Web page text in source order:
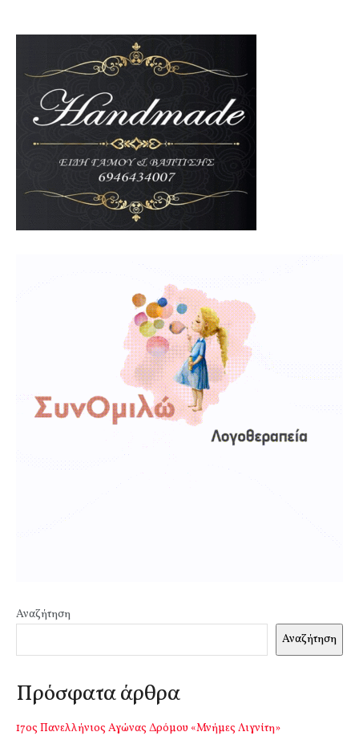
Αναζήτηση
Αναζήτηση
Πρόσφατα άρθρα
17ος Πανελλήνιος Αγώνας Δρόμου «Μνήμες Λιγνίτη»